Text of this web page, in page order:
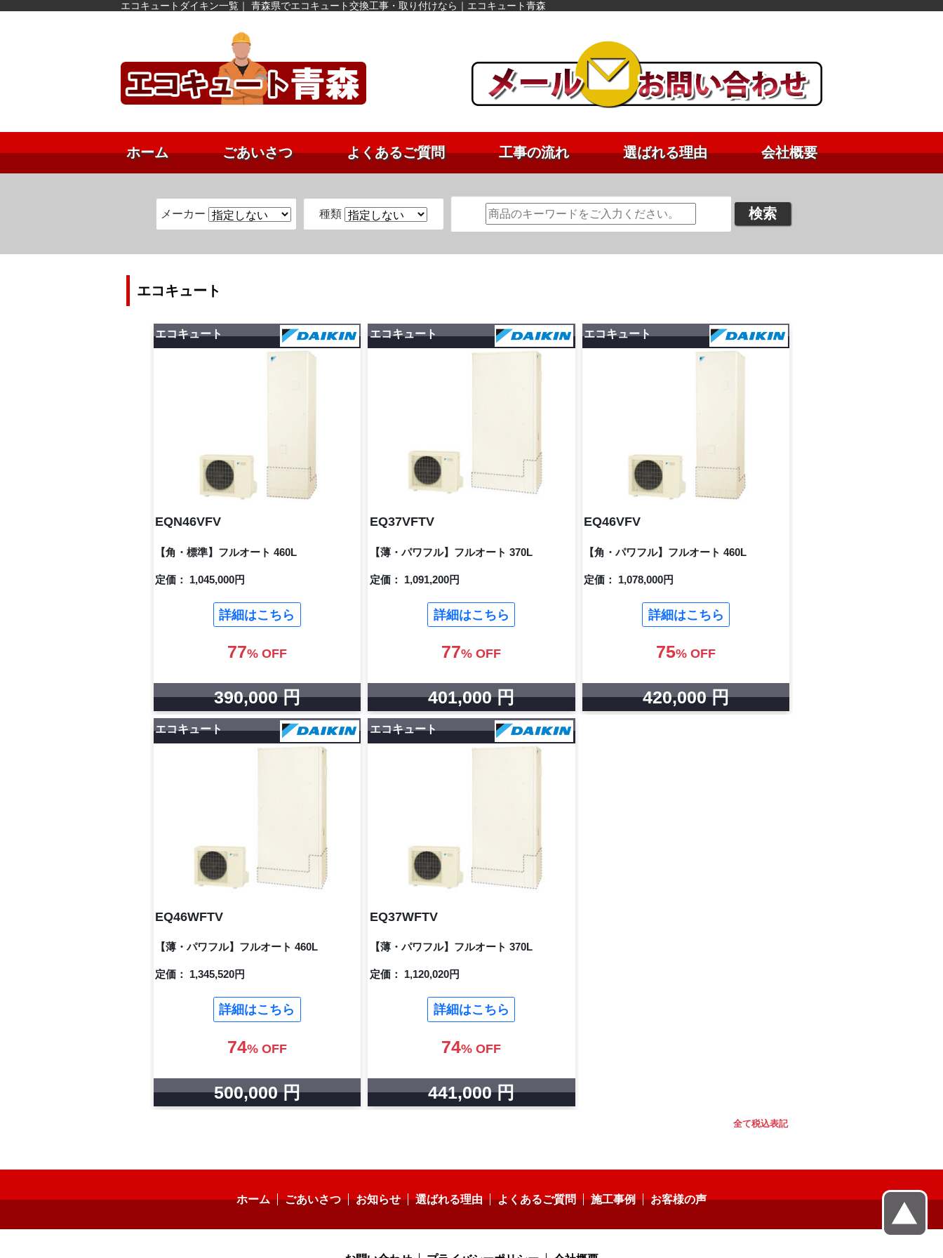
エコキュートダイキン一覧｜ 青森県でエコキュート交換工事・取り付けなら｜エコキュート青森
ホーム ごあいさつ よくあるご質問 工事の流れ 選ばれる理由 会社概要
メーカー 種類
エコキュート
エコキュート
EQN46VFV
【角・標準】フルオート 460L
定価： 1,045,000円
詳細はこちら
77% OFF
390,000 円
エコキュート
EQ37VFTV
【薄・パワフル】フルオート 370L
定価： 1,091,200円
詳細はこちら
77% OFF
401,000 円
エコキュート
EQ46VFV
【角・パワフル】フルオート 460L
定価： 1,078,000円
詳細はこちら
75% OFF
420,000 円
エコキュート
EQ46WFTV
【薄・パワフル】フルオート 460L
定価： 1,345,520円
詳細はこちら
74% OFF
500,000 円
エコキュート
EQ37WFTV
【薄・パワフル】フルオート 370L
定価： 1,120,020円
詳細はこちら
74% OFF
441,000 円
全て税込表記
ホーム ごあいさつ お知らせ 選ばれる理由 よくあるご質問 施工事例 お客様の声